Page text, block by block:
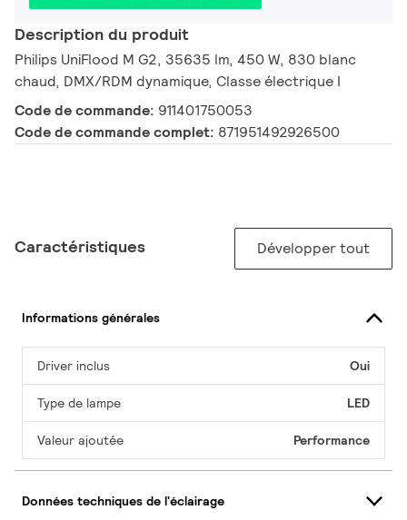
Description du produit
Philips UniFlood M G2, 35635 lm, 450 W, 830 blanc
chaud, DMX/RDM dynamique, Classe électrique I
Code de commande: 911401750053
Code de commande complet: 871951492926500
Caractéristiques Développer tout
Informations générales
Driver inclus Oui
Type de lampe LED
Valeur ajoutée Performance
Données techniques de l'éclairage